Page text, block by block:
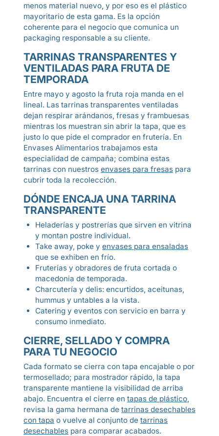
menos material nuevo, y por eso es el plástico
mayoritario de esta gama. Es la opción
coherente para el negocio que comunica un
packaging responsable a su cliente.
TARRINAS TRANSPARENTES Y
VENTILADAS PARA FRUTA DE
TEMPORADA
Entre mayo y agosto la fruta roja manda en el
lineal. Las tarrinas transparentes ventiladas
dejan respirar arándanos, fresas y frambuesas
mientras los muestran sin abrir la tapa, que es
justo lo que pide el comprador en frutería. En
Envases Alimentarios trabajamos esta
especialidad de campaña; combina estas
tarrinas con nuestros envases para fresas para
cubrir toda la recolección.
DÓNDE ENCAJA UNA TARRINA
TRANSPARENTE
Heladerías y postrerías que sirven en vitrina
y montan postre individual.
Take away, poke y envases para ensaladas
que se exhiben en frío.
Fruterías y obradores de fruta cortada o
macedonia de temporada.
Charcutería y delis: encurtidos, aceitunas,
hummus y untables a la vista.
Catering y eventos con servicio en barra y
consumo inmediato.
CIERRE, SELLADO Y COMPRA
PARA TU NEGOCIO
Cada formato se cierra con tapa encajable o por
termosellado; para mostrador rápido, la tapa
transparente mantiene la visibilidad de arriba
abajo. Encuentra el cierre en tapas de plástico,
revisa la gama hermana de tarrinas desechables
con tapa o vuelve al conjunto de tarrinas
desechables para comparar acabados.